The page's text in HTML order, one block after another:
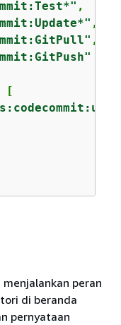
,
,
,
[
peran
di beranda
pernyataan